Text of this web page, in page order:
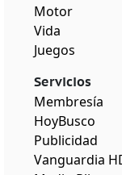
Motor
Vida
Juegos
Servicios
Membresía
HoyBusco
Publicidad
Vanguardia